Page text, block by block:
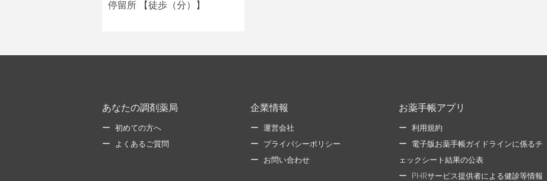
停留所 【徒歩（分）】
あなたの調剤薬局
初めての方へ
よくあるご質問
企業情報
運営会社
プライバシーポリシー
お問い合わせ
お薬手帳アプリ
利用規約
電子版お薬手帳ガイドラインに係るチ
ェックシート結果の公表
PHRサービス提供者による健診等情報